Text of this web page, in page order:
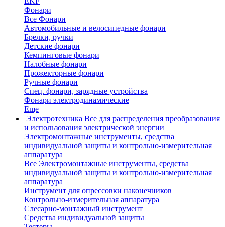
Фонари
Все Фонари
Автомобильные и велосипедные фонари
Брелки, ручки
Детские фонари
Кемпинговые фонари
Налобные фонари
Прожекторные фонари
Ручные фонари
Спец. фонари, зарядные устройства
Фонари электродинамические
Еще
Электротехника Все для распределения преобразования
и использования электрической энергии
Электромонтажные инструменты, средства
индивидуальной защиты и контрольно-измерительная
аппаратура
Все Электромонтажные инструменты, средства
индивидуальной защиты и контрольно-измерительная
аппаратура
Инструмент для опрессовки наконечников
Контрольно-измерительная аппаратура
Слесарно-монтажный инструмент
Средства индивидуальной защиты